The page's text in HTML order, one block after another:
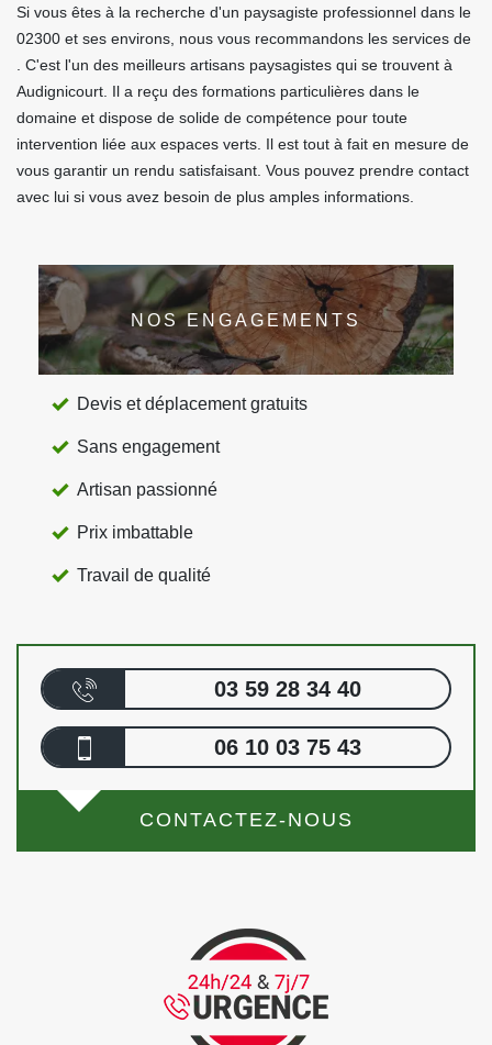
Si vous êtes à la recherche d'un paysagiste professionnel dans le
02300 et ses environs, nous vous recommandons les services de
. C'est l'un des meilleurs artisans paysagistes qui se trouvent à
Audignicourt. Il a reçu des formations particulières dans le
domaine et dispose de solide de compétence pour toute
intervention liée aux espaces verts. Il est tout à fait en mesure de
vous garantir un rendu satisfaisant. Vous pouvez prendre contact
avec lui si vous avez besoin de plus amples informations.
NOS ENGAGEMENTS
Devis et déplacement gratuits
Sans engagement
Artisan passionné
Prix imbattable
Travail de qualité
03 59 28 34 40
06 10 03 75 43
CONTACTEZ-NOUS